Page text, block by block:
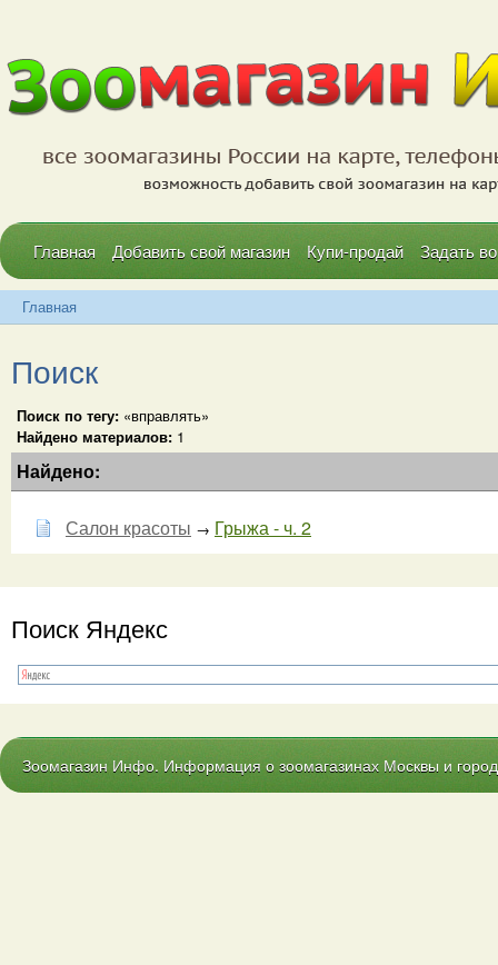
Главная Добавить свой магазин Купи-продай Задать
Главная
Поиск
Поиск по тегу: «вправлять»
Найдено материалов: 1
Найдено:
Салон красоты → Грыжа - ч. 2
Поиск Яндекс
Зоомагазин Инфо. Информация о зоомагазинах Москвы и